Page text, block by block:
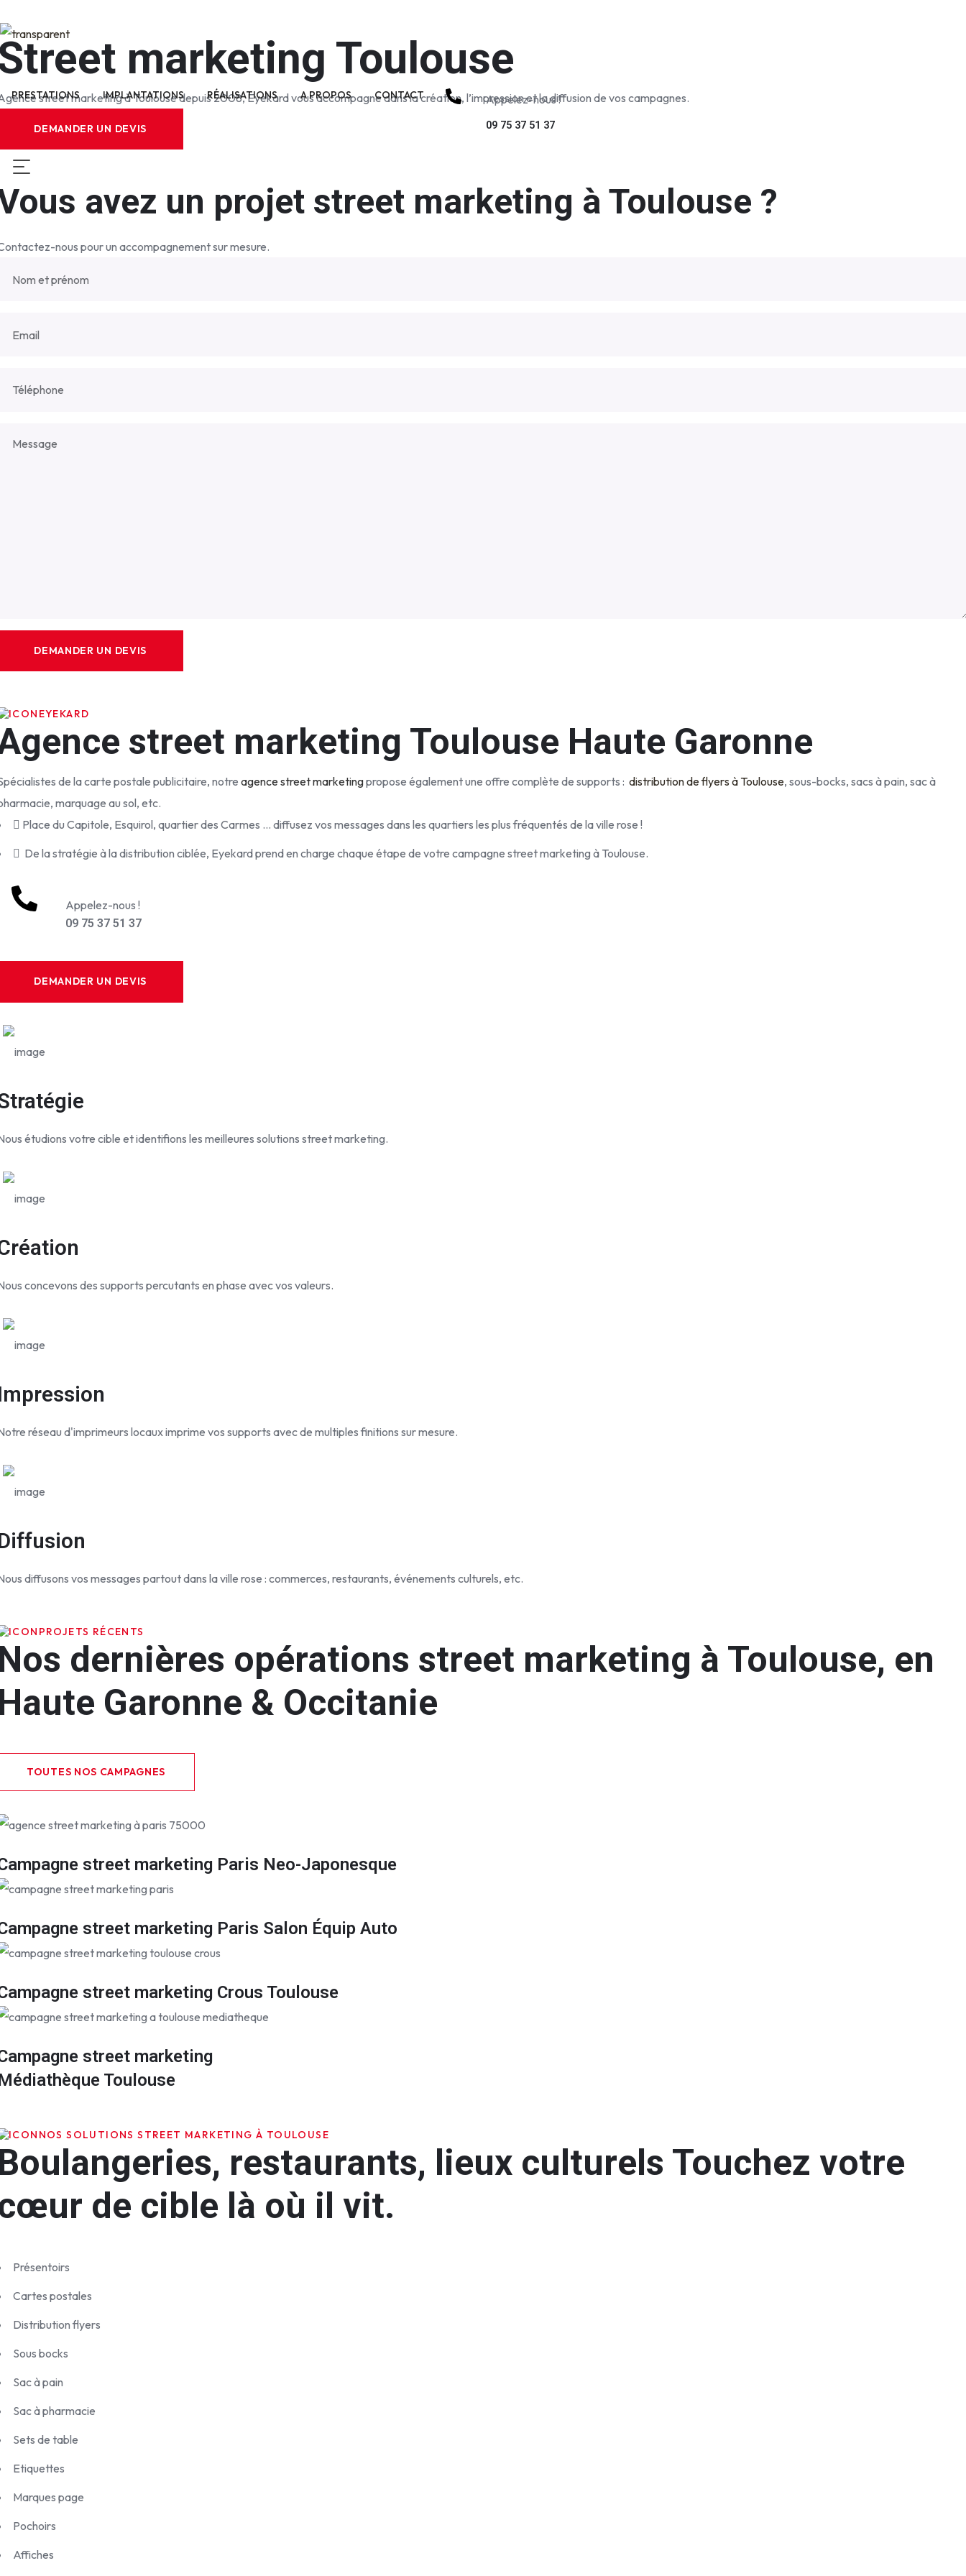
PRESTATIONS IMPLANTATIONS RÉALISATIONS A PROPOS CONTACT Appelez-nous !
09 75 37 51 37
marketing Toulouse
street marketing à Toulouse depuis 2008, Eyekard vous accompagne dans la création, l’impression et la diffusion de vos campagnes.
DEMANDER UN DEVIS
avez un projet street marketing à Toulouse ?
nous pour un accompagnement sur mesure.
EYEKARD
street marketing Toulouse Haute Garonne
de la carte postale publicitaire, notre agence street marketingpropose également une offre complète de supports : distribution de flyers à Toulouse, sous-bocks, sacs à pain, sac à
marquage au sol, etc.
Place du Capitole, Esquirol, quartier des Carmes ... diffusez vos messages dans les quartiers les plus fréquentés de la ville rose !
De la stratégie à la distribution ciblée, Eyekard prend en charge chaque étape de votre campagne street marketing à Toulouse.
Appelez-nous !
09 75 37 51 37
DEMANDER UN DEVIS
étudions votre cible et identifions les meilleures solutions street marketing.
concevons des supports percutants en phase avec vos valeurs.
réseau d'imprimeurs locaux imprime vos supports avec de multiples finitions sur mesure.
diffusons vos messages partout dans la ville rose : commerces, restaurants, événements culturels, etc.
PROJETS RÉCENTS
dernières opérations street marketing à Toulouse, en
Garonne & Occitanie
TOUTES NOS CAMPAGNES
street marketing Paris Neo-Japonesque
street marketing Paris Salon Équip Auto
street marketing Crous Toulouse
street marketing
Toulouse
NOS SOLUTIONS STREET MARKETING À TOULOUSE
restaurants, lieux culturels Touchez votre
de cible là où il vit.
Présentoirs
Cartes postales
Distribution flyers
Sous bocks
Sac à pain
Sac à pharmacie
Sets de table
Etiquettes
Marques page
Pochoirs
Affiches